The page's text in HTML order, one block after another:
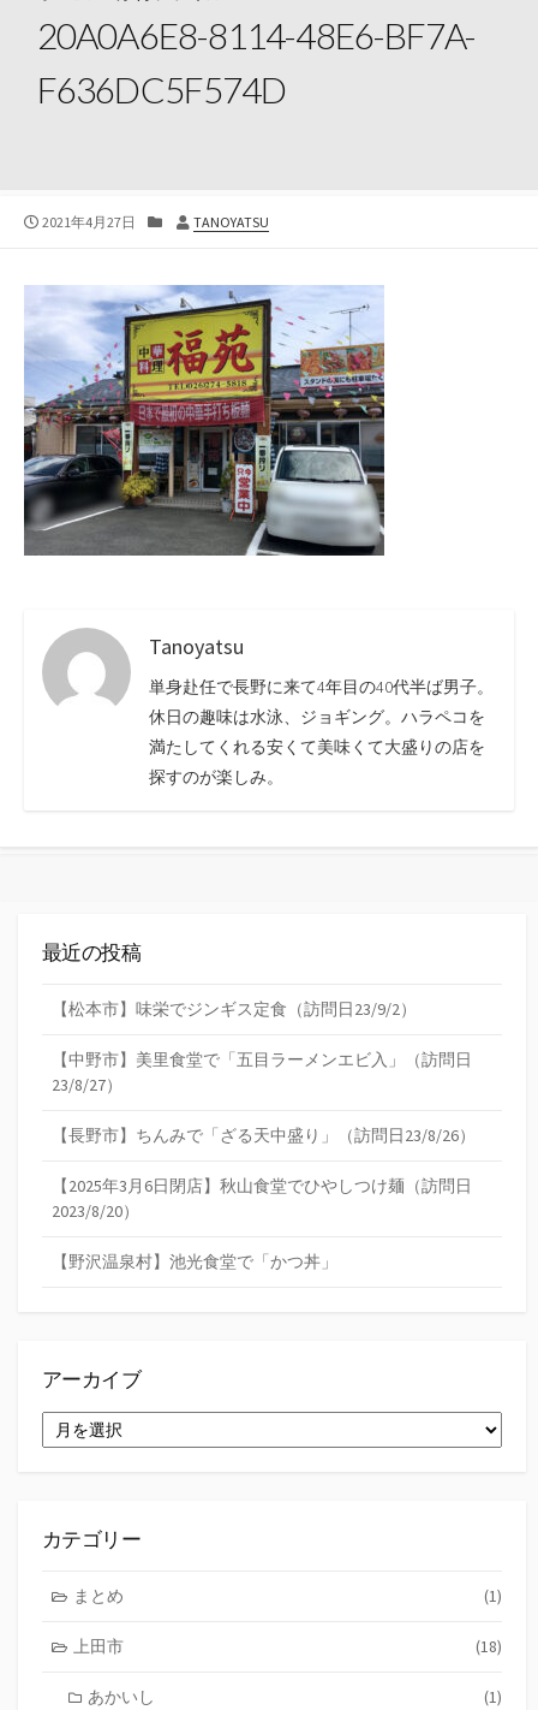
20A0A6E8-8114-48E6-BF7A-
F636DC5F574D
公
2021年4月27日
カ
リ
ー
投
TANOYATSU
Tanoyatsu
単身赴任で長野に来て4年目の40代半ば男子。
休日の趣味は水泳、ジョギング。ハラペコを
満たしてくれる安くて美味くて大盛りの店を
探すのが楽しみ。
最近の投稿
【松本市】味栄でジンギス定食（訪問日23/9/2）
【中野市】美里食堂で「五目ラーメンエビ入」（訪問日
23/8/27）
【長野市】ちんみで「ざる天中盛り」（訪問日23/8/26）
【2025年3月6日閉店】秋山食堂でひやしつけ麺（訪問日
2023/8/20）
【野沢温泉村】池光食堂で「かつ丼」
アーカイブ
ー
カテゴリー
まとめ (1)
上田市 (18)
あかいし (1)